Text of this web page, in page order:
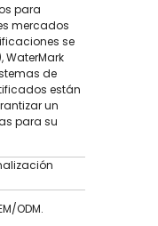
para
mercados
se
WaterMark
de
están
un
para su
ODM.